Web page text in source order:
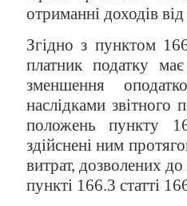
отриманні доходів
Згідно з пунктом
платник податку
зменшення
наслідками звітного
положень пункту
здійснені ним
витрат, дозволених
пункті 166.3 статті